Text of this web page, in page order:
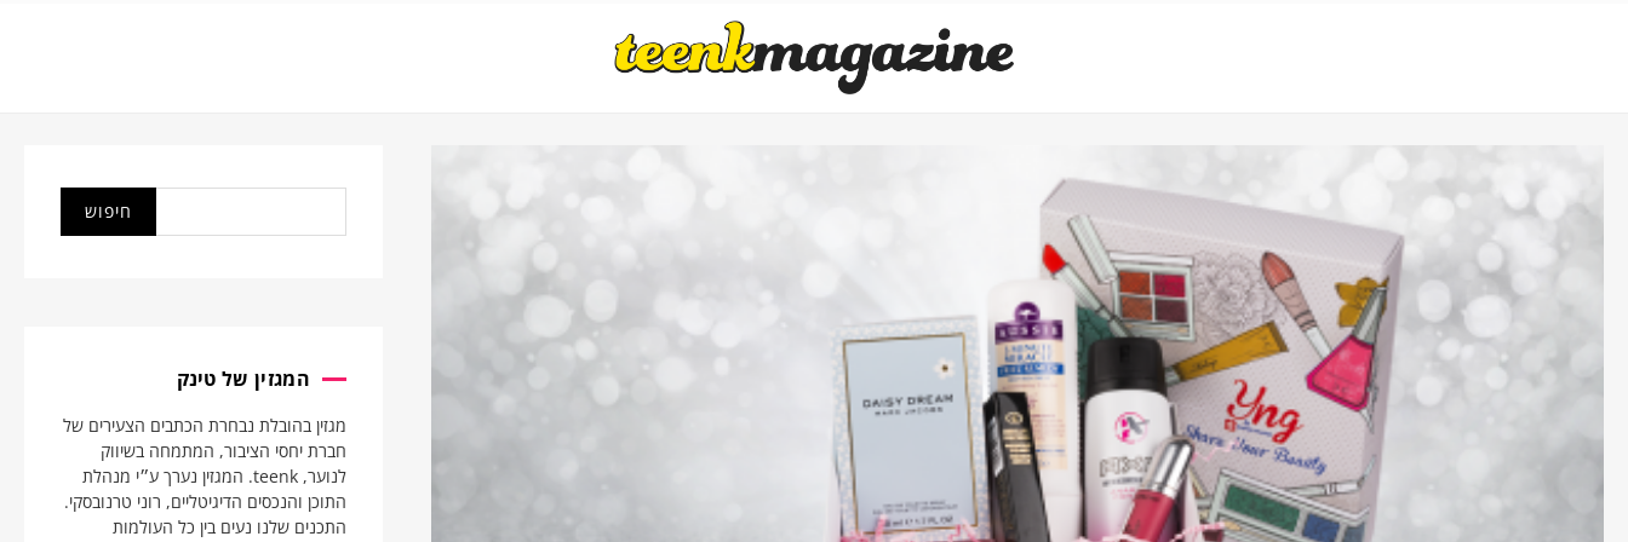
המגזין של טינק
מגזין בהובלת נבחרת הכתבים הצעירים של
חברת יחסי הציבור, המתמחה בשיווק
לנוער, teenk. המגזין נערך ע״י מנהלת
התוכן והנכסים הדיגיטליים, רוני טרנובסקי.
התכנים שלנו נעים בין כל העולמות